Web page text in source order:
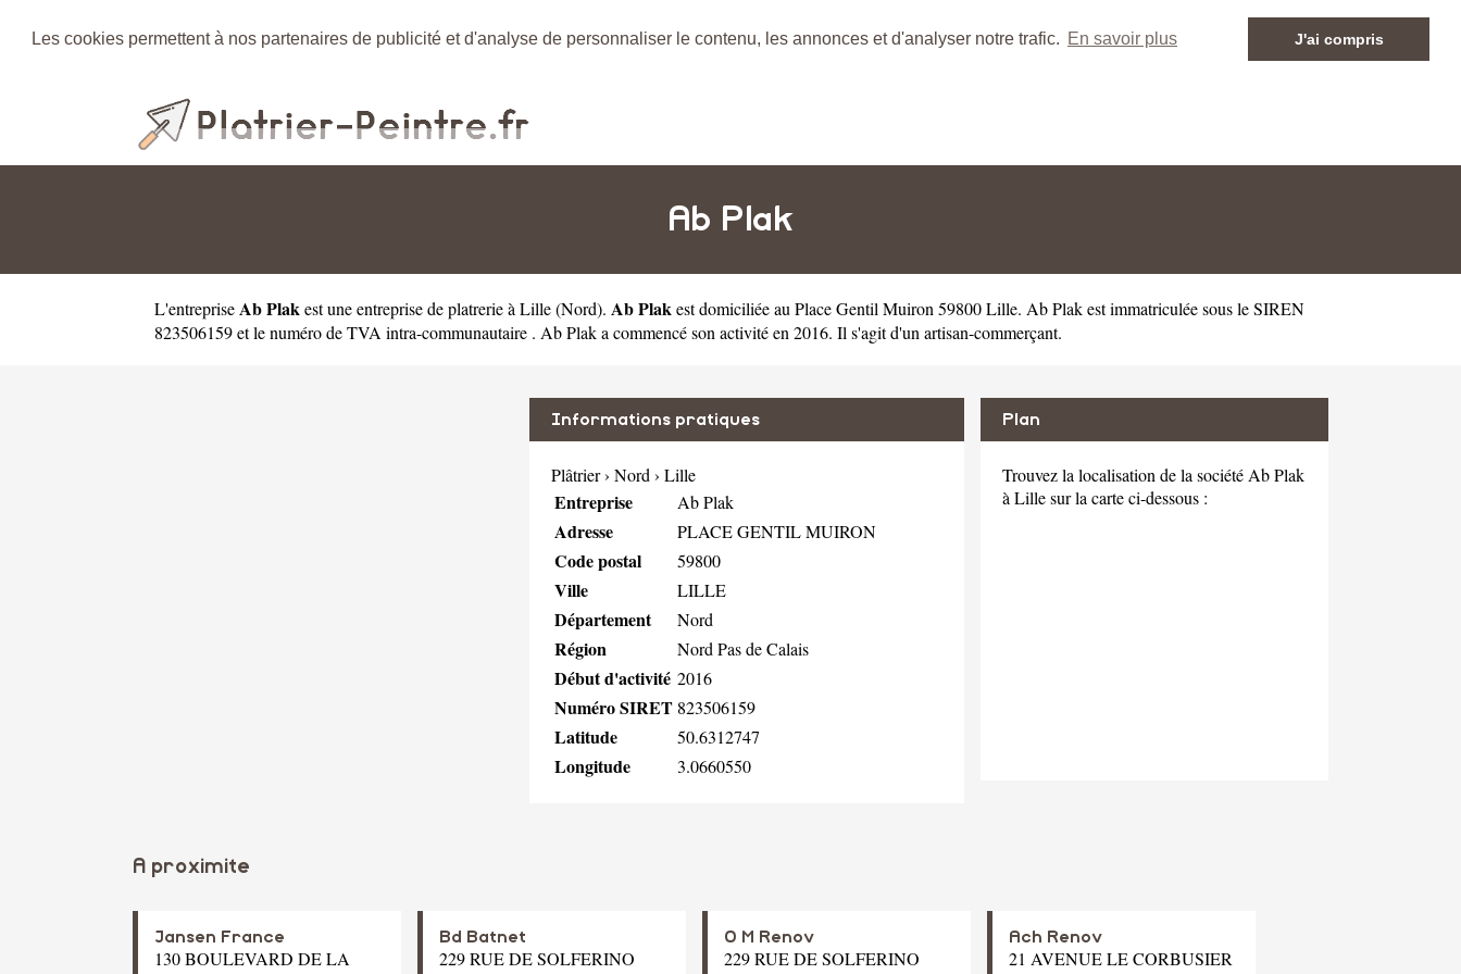
Les cookies permettent à nos partenaires de publicité et d'analyse de personnaliser le contenu, les annonces et d'analyser notre trafic. En savoir plus J'ai compris
Ab Plak
L'entreprise Ab Plak est uneentreprise de platrerie à Lille(Nord). Ab Plak est domiciliée au Place Gentil Muiron 59800 Lille. Ab Plak est immatriculée sous le SIREN
823506159 et le numéro de TVA intra-communautaire . Ab Plak a commencé son activité en 2016. Il s'agit d'un artisan-commerçant.
Informations pratiques
Plâtrier› Nord › Lille
Entreprise Ab Plak
Adresse PLACE GENTIL MUIRON
Code postal 59800
Ville LILLE
Département Nord
Région Nord Pas de Calais
Début d'activité 2016
Numéro SIRET 823506159
Latitude 50.6312747
Longitude 3.0660550
Plan
Trouvez la localisation de la société Ab Plak
à Lille sur la carte ci-dessous :
A proximite
Jansen France
130 BOULEVARD DE LA
Bd Batnet
229 RUE DE SOLFERINO
O M Renov
229 RUE DE SOLFERINO
Ach Renov
21 AVENUE LE CORBUSIER